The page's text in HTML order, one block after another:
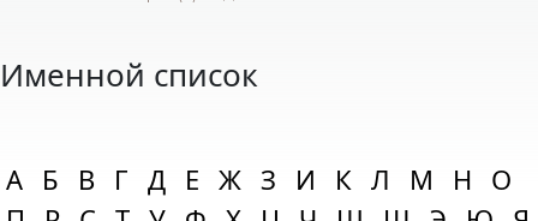
Именной список
А Б В Г Д Е Ж З И К Л М Н О